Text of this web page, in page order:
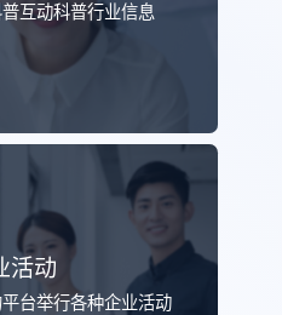
互动科普行业信息
活动
台举行各种企业活动